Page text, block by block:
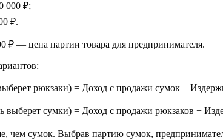
000 ₽;
₽.
₽ — цена партии товара для предпринимателя.
рюкзаки) = Доход с продажи сумок +
выберет сумки) = Доход с продажи рюкзаков +
чем сумок. Выбрав партию сумок,